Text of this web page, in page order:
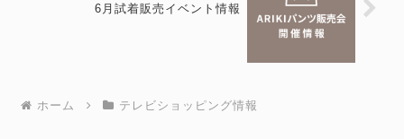
6月試着販売イベント情報
ホーム テレビショッピング情報